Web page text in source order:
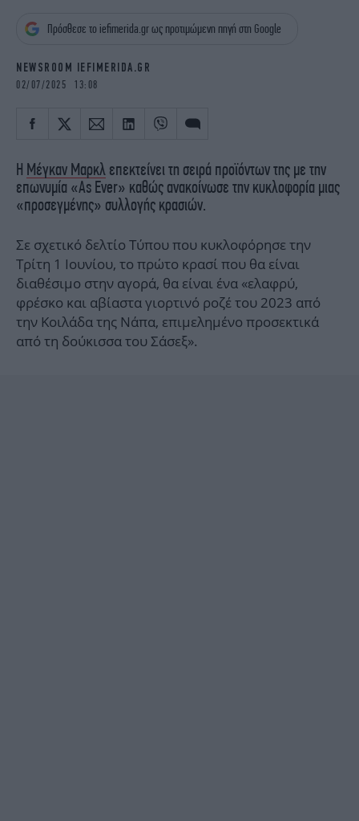
OSCARS
THE OCEAN
Πρόσθεσε το iefimerida.gr ως προτιμώμενη πηγή στη Google
NEWSROOM IEFIMERIDA.GR
02/07/2025 13:08
Η Μέγκαν Μαρκλ επεκτείνει τη σειρά προϊόντων της με την
επωνυμία «As Ever» καθώς ανακοίνωσε την κυκλοφορία μιας
«προσεγμένης» συλλογής κρασιών.
Σε σχετικό δελτίο Τύπου που κυκλοφόρησε την
Τρίτη 1 Ioυνίου, το πρώτο κρασί που θα είναι
διαθέσιμο στην αγορά, θα είναι ένα «ελαφρύ,
φρέσκο και αβίαστα γιορτινό ροζέ του 2023 από
την Κοιλάδα της Νάπα, επιμελημένο προσεκτικά
από τη δούκισσα του Σάσεξ».